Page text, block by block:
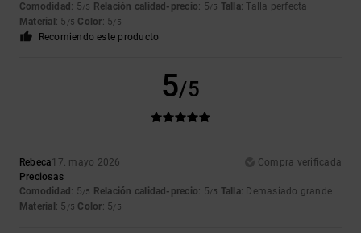
Comodidad : 5/5 Relación calidad-precio: 5/5 Talla: Talla perfecta
Material : 5 /5 Color: 5/5
Recomiendo este producto
5/5
Rebeca17. mayo 2026
Compra verificada
Preciosas
Comodidad : 5/5 Relación calidad-precio: 5/5 Talla: Demasiado grande
Material : 5 /5 Color: 5/5